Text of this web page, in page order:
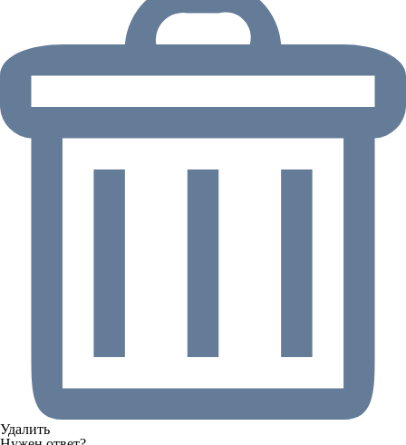
Удалить